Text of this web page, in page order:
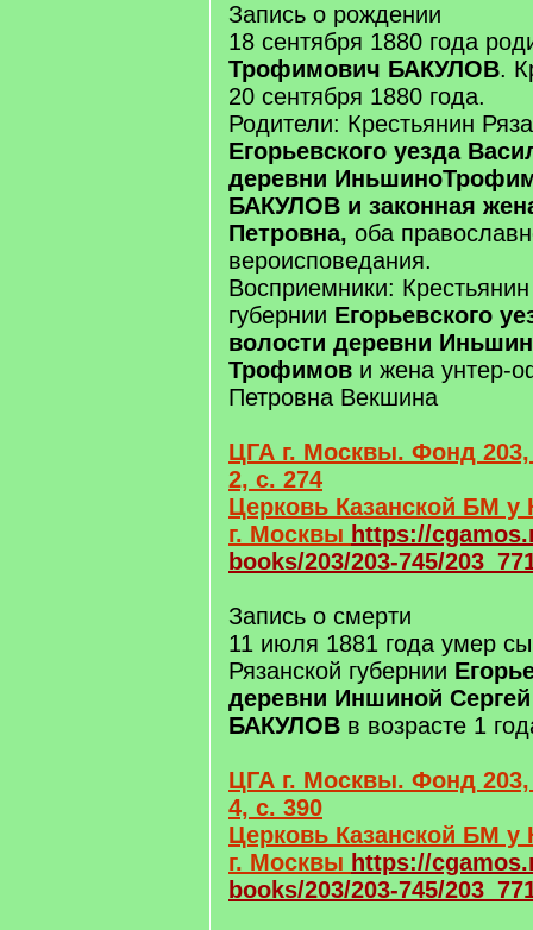
Запись о рождении
18 сентября 1880 года
Трофимович БАКУЛОВ.
20 сентября 1880 года.
Родители: Крестьянин
Егорьевского уезда
деревни
БАКУЛОВ и законная
Петровна, оба
вероисповедания.
Восприемники:
губернии Егорьевского
волости деревни
Трофимов и жена унтер-
Петровна Векшина
ЦГА г. Москвы. Фонд
2, с. 274
Церковь Казанской БМ у
г. Москвы https://
books/203/203-745/
Запись о смерти
11 июля 1881 года умер
Рязанской губернии
деревни Иншиной
БАКУЛОВ в возрасте 1
ЦГА г. Москвы. Фонд
4, с. 390
Церковь Казанской БМ у
г. Москвы https://
books/203/203-745/